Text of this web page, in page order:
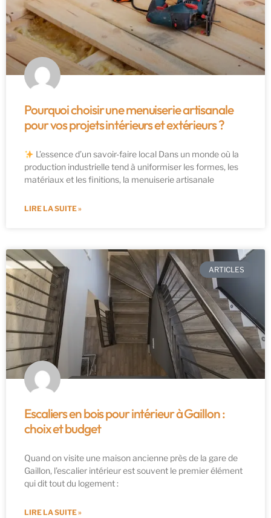
Pourquoi choisir une menuiserie artisanale
pour vos projets intérieurs et extérieurs ?
L’essence d’un savoir-faire local Dans un monde où la
production industrielle tend à uniformiser les formes, les
matériaux et les finitions, la menuiserie artisanale
LIRE LA SUITE »
ARTICLES
Escaliers en bois pour intérieur à Gaillon :
choix et budget
Quand on visite une maison ancienne près de la gare de
Gaillon, l’escalier intérieur est souvent le premier élément
qui dit tout du logement :
LIRE LA SUITE »